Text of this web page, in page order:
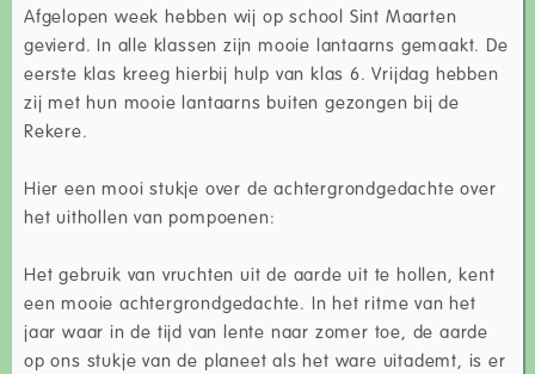
Afgelopen week hebben wij op school Sint Maarten
gevierd. In alle klassen zijn mooie lantaarns gemaakt. De
eerste klas kreeg hierbij hulp van klas 6. Vrijdag hebben
zij met hun mooie lantaarns buiten gezongen bij de
Rekere.
Hier een mooi stukje over de achtergrondgedachte over
het uithollen van pompoenen:
Het gebruik van vruchten uit de aarde uit te hollen, kent
een mooie achtergrondgedachte. In het ritme van het
jaar waar in de tijd van lente naar zomer toe, de aarde
op ons stukje van de planeet als het ware uitademt, is er